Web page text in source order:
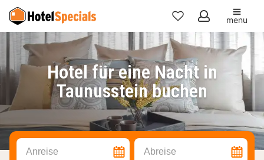
Meine
Favoriten
menu
Hotel für eine Nacht in
Taunusstein buchen
Anreise Abreise